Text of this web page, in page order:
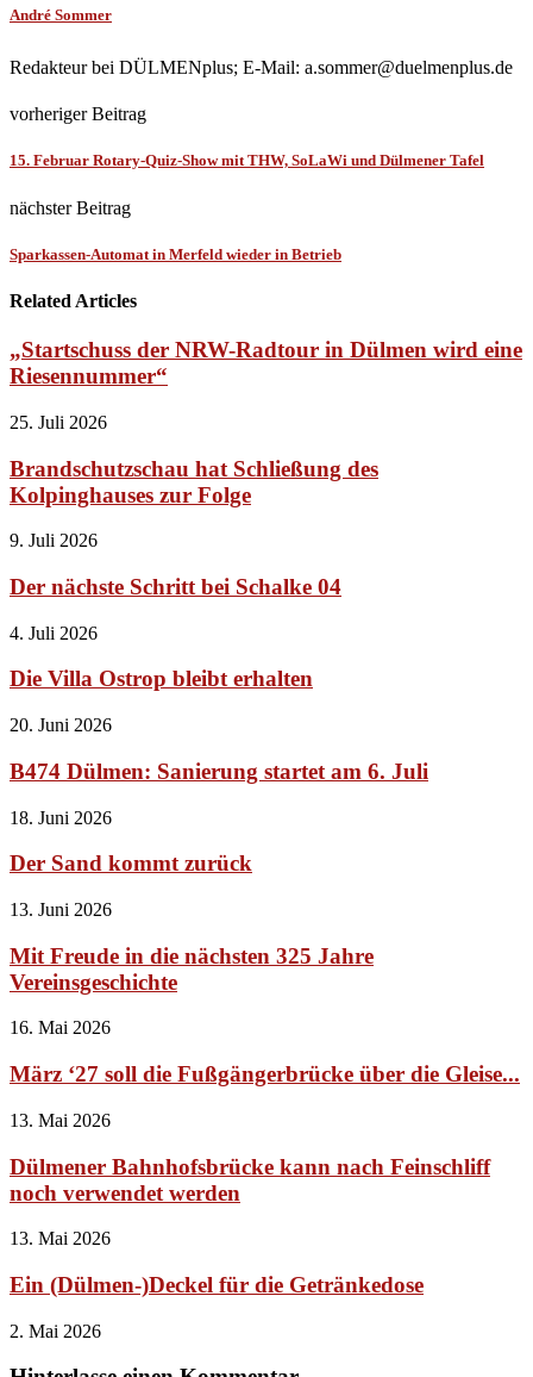
André Sommer
Redakteur bei DÜLMENplus; E-Mail: a.sommer@duelmenplus.de
vorheriger Beitrag
15. Februar Rotary-Quiz-Show mit THW, SoLaWi und Dülmener Tafel
nächster Beitrag
Sparkassen-Automat in Merfeld wieder in Betrieb
Related Articles
„Startschuss der NRW-Radtour in Dülmen wird eine
Riesennummer“
25. Juli 2026
Brandschutzschau hat Schließung des
Kolpinghauses zur Folge
9. Juli 2026
Der nächste Schritt bei Schalke 04
4. Juli 2026
Die Villa Ostrop bleibt erhalten
20. Juni 2026
B474 Dülmen: Sanierung startet am 6. Juli
18. Juni 2026
Der Sand kommt zurück
13. Juni 2026
Mit Freude in die nächsten 325 Jahre
Vereinsgeschichte
16. Mai 2026
März ‘27 soll die Fußgängerbrücke über die Gleise...
13. Mai 2026
Dülmener Bahnhofsbrücke kann nach Feinschliff
noch verwendet werden
13. Mai 2026
Ein (Dülmen-)Deckel für die Getränkedose
2. Mai 2026